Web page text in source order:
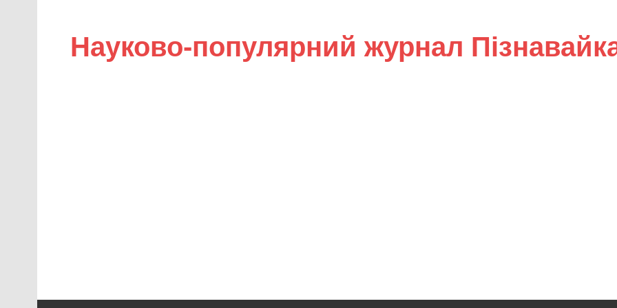
Науково-популярний журнал